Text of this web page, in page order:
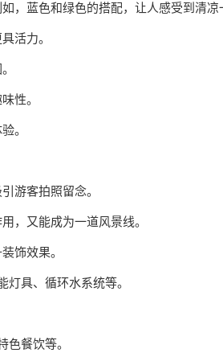
，蓝色和绿色的搭配，让人感受到清凉
活力。
性。
。
游客拍照留念。
，又能成为一道风景线。
饰效果。
具、循环水系统等。
色餐饮等。